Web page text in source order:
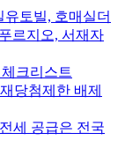
토빌, 호매실더
르지오, 서재자
크리스트
당첨제한 배제
세 공급은 전국